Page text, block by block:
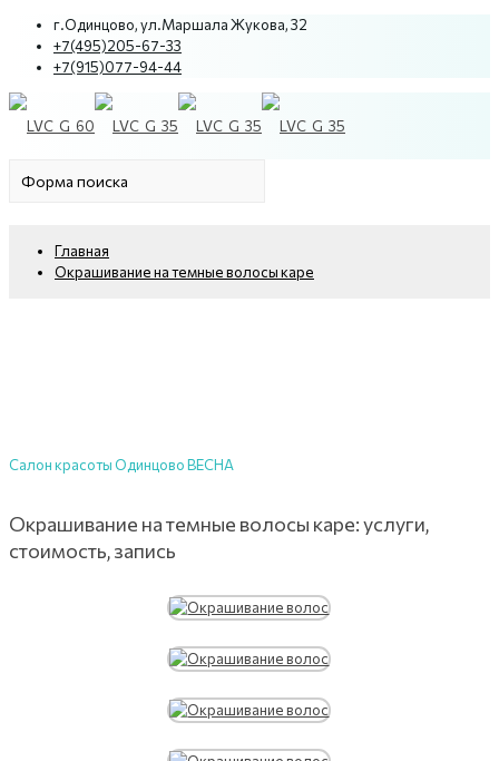
г.Одинцово, ул.Маршала Жукова, 32
+7(495)205-67-33
+7(915)077-94-44
Главная
Окрашивание на темные волосы каре
Салон красоты Одинцово ВЕСНА
Окрашивание на темные волосы каре: услуги,
стоимость, запись